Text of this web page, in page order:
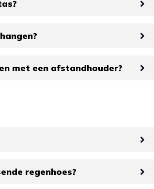
met een afstandhouder?
regenhoes?